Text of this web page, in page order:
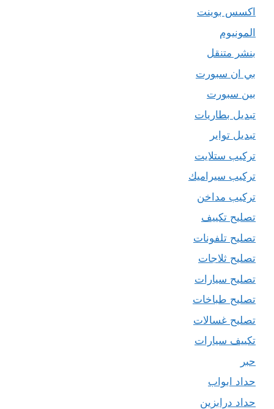
اكسس بوينت
المونيوم
بنشر متنقل
بي ان سبورت
بين سبورت
تبديل بطاريات
تبديل تواير
تركيب ستلايت
تركيب سيراميك
تركيب مداخن
تصليح تكييف
تصليح تلفونات
تصليح ثلاجات
تصليح سيارات
تصليح طباخات
تصليح غسالات
تكييف سيارات
حبر
حداد ابواب
حداد درابزين